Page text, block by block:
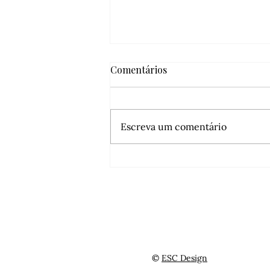
Comentários
Escreva um comentário
© ESC Design